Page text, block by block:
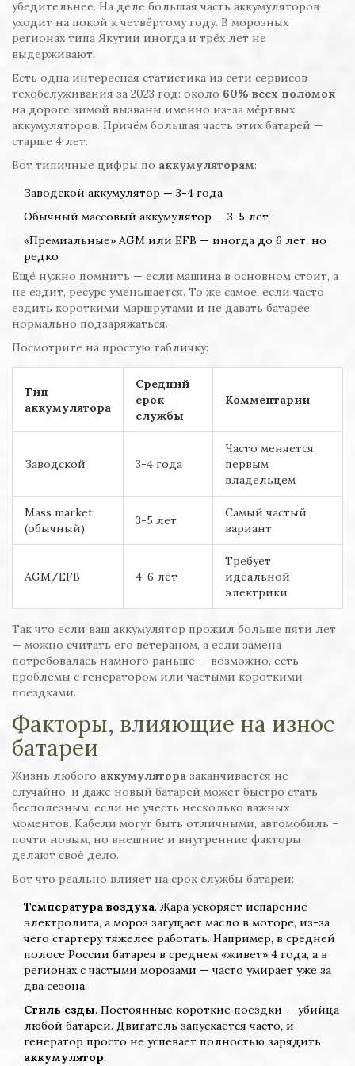
убедительнее. На деле большая часть аккумуляторов
уходит на покой к четвёртому году. В морозных
регионах типа Якутии иногда и трёх лет не
выдерживают.
Есть одна интересная статистика из сети сервисов
техобслуживания за 2023 год: около 60% всех поломок
на дороге зимой вызваны именно из-за мёртвых
аккумуляторов. Причём большая часть этих батарей —
старше 4 лет.
Вот типичные цифры по аккумуляторам:
Заводской аккумулятор — 3-4 года
Обычный массовый аккумулятор — 3-5 лет
«Премиальные» AGM или EFB — иногда до 6 лет, но
редко
Ещё нужно помнить — если машина в основном стоит, а
не ездит, ресурс уменьшается. То же самое, если часто
ездить короткими маршрутами и не давать батарее
нормально подзаряжаться.
Посмотрите на простую табличку:
Тип
аккумулятора
Средний
срок
службы
Комментарии
Заводской 3-4 года
Часто меняется
первым
владельцем
Mass market
(обычный)
3-5 лет
Самый частый
вариант
AGM/EFB 4-6 лет
Требует
идеальной
электрики
Так что если ваш аккумулятор прожил больше пяти лет
— можно считать его ветераном, а если замена
потребовалась намного раньше — возможно, есть
проблемы с генератором или частыми короткими
поездками.
Факторы, влияющие на износ
батареи
Жизнь любого аккумулятора заканчивается не
случайно, и даже новый батарей может быстро стать
бесполезным, если не учесть несколько важных
моментов. Кабели могут быть отличными, автомобиль –
почти новым, но внешние и внутренние факторы
делают своё дело.
Вот что реально влияет на срок службы батареи:
Температура воздуха. Жара ускоряет испарение
электролита, а мороз загущает масло в моторе, из-за
чего стартеру тяжелее работать. Например, в средней
полосе России батарея в среднем «живет» 4 года, а в
регионах с частыми морозами — часто умирает уже за
два сезона.
Стиль езды. Постоянные короткие поездки — убийца
любой батареи. Двигатель запускается часто, и
генератор просто не успевает полностью зарядить
аккумулятор.